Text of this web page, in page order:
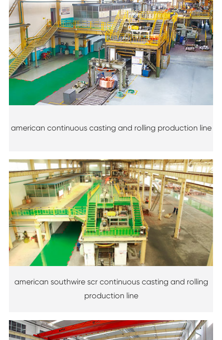
american continuous casting and rolling production line
american southwire scr continuous casting and rolling
production line